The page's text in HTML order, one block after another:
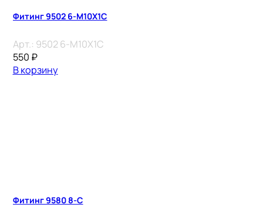
Фитинг 9502 6-M10X1C
Арт.: 9502 6-M10X1C
550 ₽
В корзину
Фитинг 9580 8-C